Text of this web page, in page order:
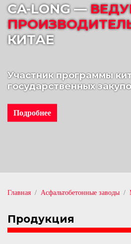
CA-LONG—
КИТАЕ
Участник программы
государственных
Подробнее
Главная Асфальтобетонные заводы
Продукция